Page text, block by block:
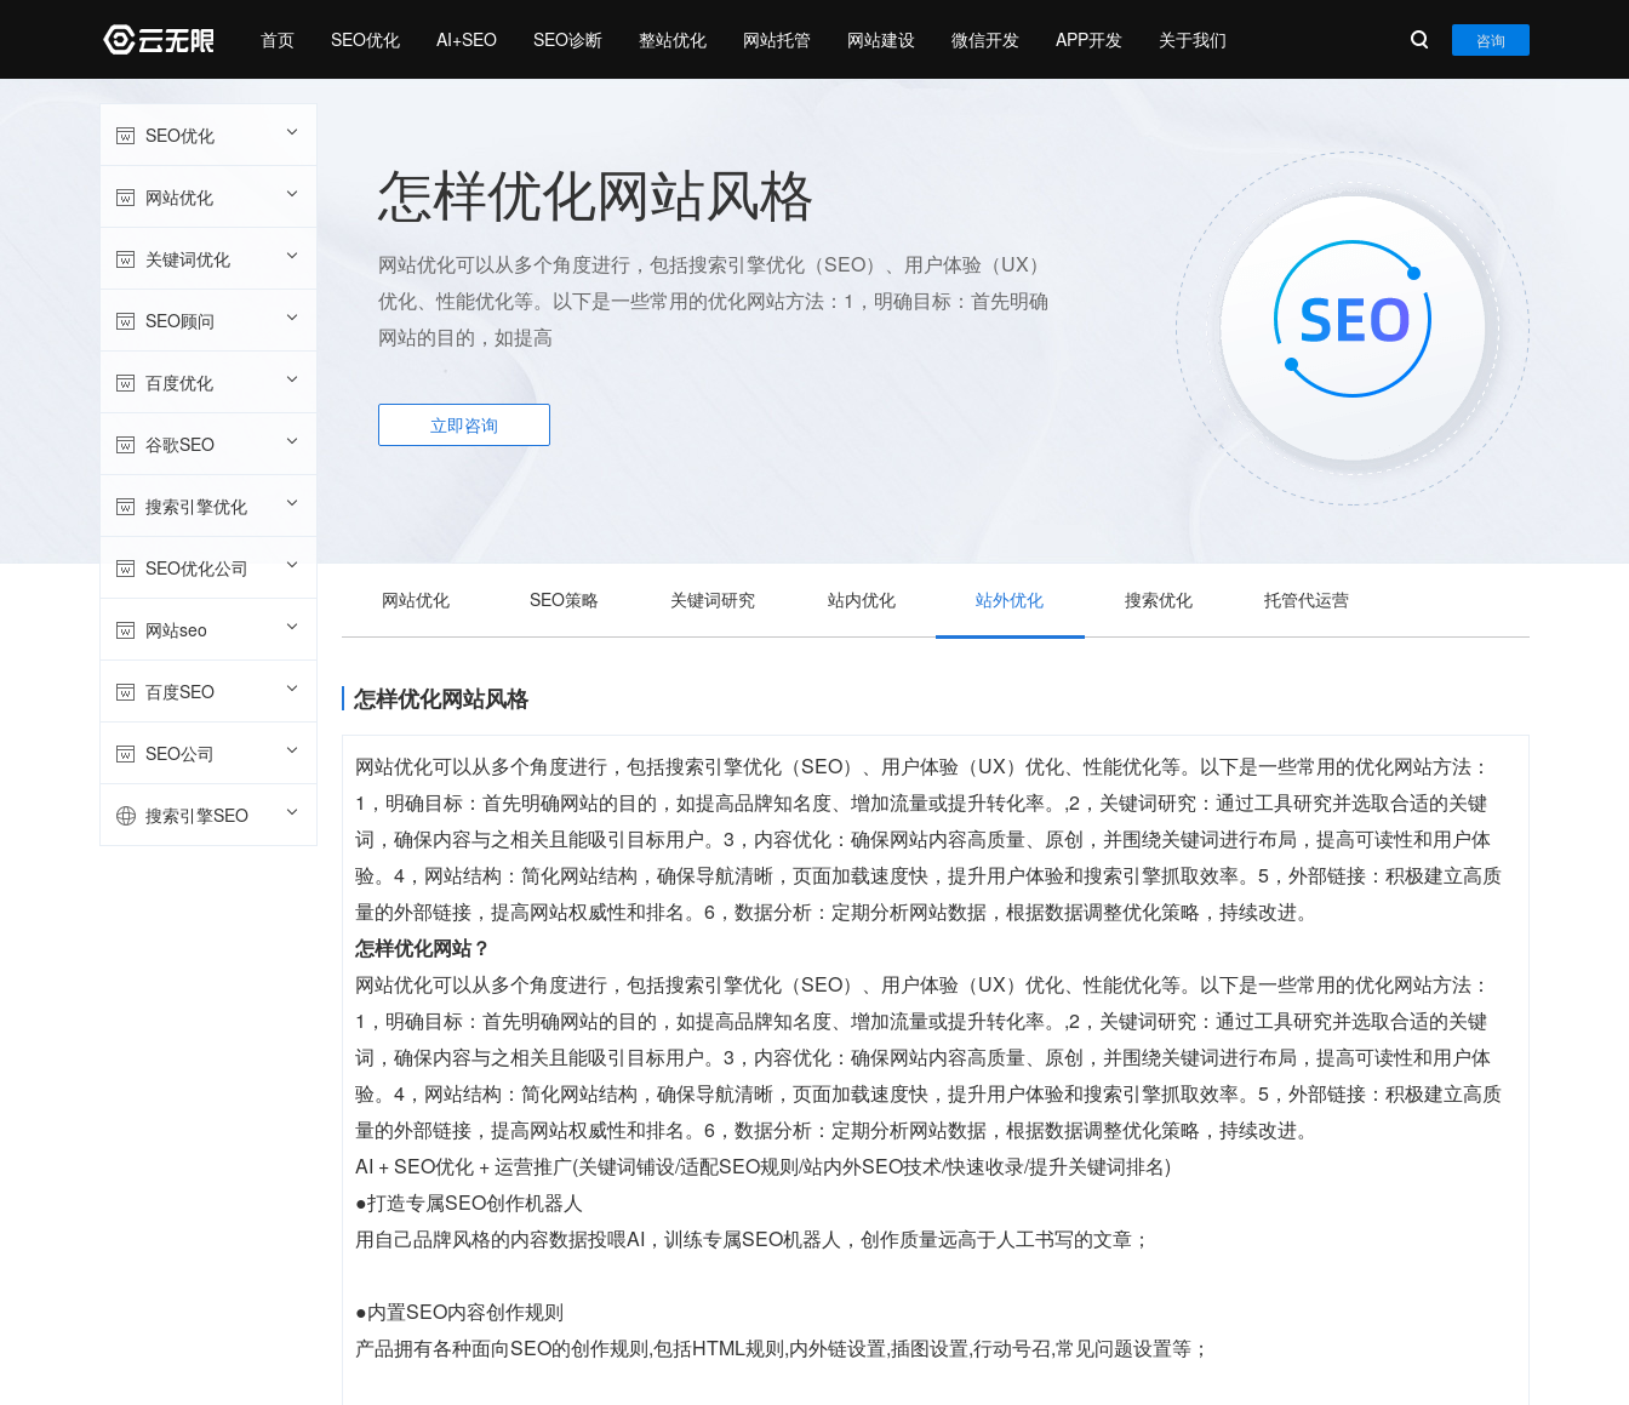
首页 SEO优化 AI+SEO SEO诊断 整站优化 网站托管 网站建设 微信开发 APP开发 关于我们 咨询
怎样优化网站风格
网站优化可以从多个角度进行，包括搜索引擎优化（SEO）、用户体验（UX）
优化、性能优化等。以下是一些常用的优化网站方法：1，明确目标：首先明确
网站的目的，如提高
立即咨询
SEO优化
网站优化
关键词优化
SEO顾问
百度优化
谷歌SEO
搜索引擎优化
SEO优化公司
网站seo
百度SEO
SEO公司
搜索引擎SEO
网站优化 SEO策略 关键词研究 站内优化 站外优化 搜索优化 托管代运营
怎样优化网站风格
网站优化可以从多个角度进行，包括搜索引擎优化（SEO）、用户体验（UX）优化、性能优化等。以下是一些常用的优化网站方法：
1，明确目标：首先明确网站的目的，如提高品牌知名度、增加流量或提升转化率。,2，关键词研究：通过工具研究并选取合适的关键
词，确保内容与之相关且能吸引目标用户。3，内容优化：确保网站内容高质量、原创，并围绕关键词进行布局，提高可读性和用户体
验。4，网站结构：简化网站结构，确保导航清晰，页面加载速度快，提升用户体验和搜索引擎抓取效率。5，外部链接：积极建立高质
量的外部链接，提高网站权威性和排名。6，数据分析：定期分析网站数据，根据数据调整优化策略，持续改进。
怎样优化网站？
网站优化可以从多个角度进行，包括搜索引擎优化（SEO）、用户体验（UX）优化、性能优化等。以下是一些常用的优化网站方法：
1，明确目标：首先明确网站的目的，如提高品牌知名度、增加流量或提升转化率。,2，关键词研究：通过工具研究并选取合适的关键
词，确保内容与之相关且能吸引目标用户。3，内容优化：确保网站内容高质量、原创，并围绕关键词进行布局，提高可读性和用户体
验。4，网站结构：简化网站结构，确保导航清晰，页面加载速度快，提升用户体验和搜索引擎抓取效率。5，外部链接：积极建立高质
量的外部链接，提高网站权威性和排名。6，数据分析：定期分析网站数据，根据数据调整优化策略，持续改进。
AI + SEO优化 + 运营推广(关键词铺设/适配SEO规则/站内外SEO技术/快速收录/提升关键词排名)
●打造专属SEO创作机器人
用自己品牌风格的内容数据投喂AI，训练专属SEO机器人，创作质量远高于人工书写的文章；
●内置SEO内容创作规则
产品拥有各种面向SEO的创作规则,包括HTML规则,内外链设置,插图设置,行动号召,常见问题设置等；